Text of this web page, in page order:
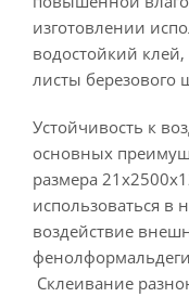
изготовлении
водостойкий
листы березового
Устойчивость к
основных
размера
использоваться в
воздействие
Склеивание